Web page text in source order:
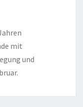
mit
und